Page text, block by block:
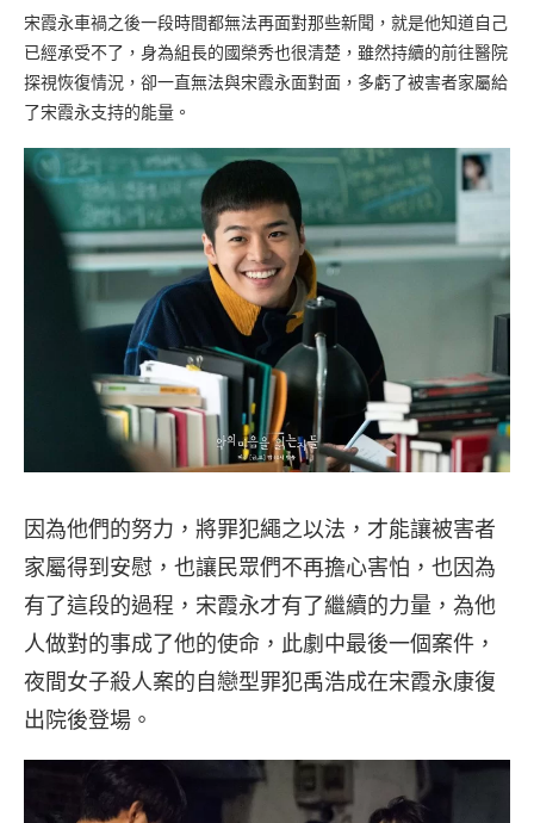
宋霞永車禍之後一段時間都無法再面對那些新聞，就是他知道自己
已經承受不了，身為組長的國榮秀也很清楚，雖然持續的前往醫院
探視恢復情況，卻一直無法與宋霞永面對面，多虧了被害者家屬給
了宋霞永支持的能量。
因為他們的努力，將罪犯繩之以法，才能讓被害者
家屬得到安慰，也讓民眾們不再擔心害怕，也因為
有了這段的過程，宋霞永才有了繼續的力量，為他
人做對的事成了他的使命，此劇中最後一個案件，
夜間女子殺人案的自戀型罪犯禹浩成在宋霞永康復
出院後登場。